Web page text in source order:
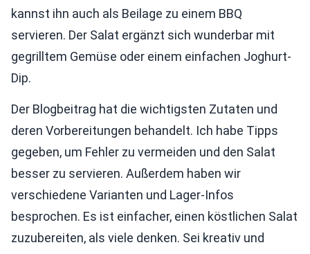
kannst ihn auch als Beilage zu einem BBQ
servieren. Der Salat ergänzt sich wunderbar mit
gegrilltem Gemüse oder einem einfachen Joghurt-
Dip.
Der Blogbeitrag hat die wichtigsten Zutaten und
deren Vorbereitungen behandelt. Ich habe Tipps
gegeben, um Fehler zu vermeiden und den Salat
besser zu servieren. Außerdem haben wir
verschiedene Varianten und Lager-Infos
besprochen. Es ist einfacher, einen köstlichen Salat
zuzubereiten, als viele denken. Sei kreativ und